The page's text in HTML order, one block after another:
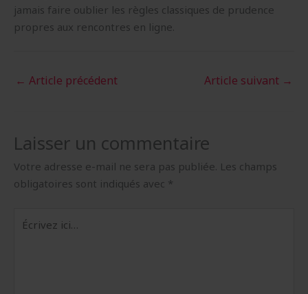
jamais faire oublier les règles classiques de prudence
propres aux rencontres en ligne.
← Article précédent Article suivant →
Laisser un commentaire
Votre adresse e-mail ne sera pas publiée. Les champs
obligatoires sont indiqués avec *
ici…